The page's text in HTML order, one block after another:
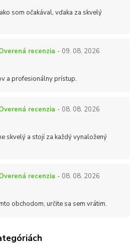
som očakával, vďaka za skvelý
recenzia - 09. 08. 2026
a profesionálny prístup.
recenzia - 08. 08. 2026
skvelý a stojí za každý vynaložený
recenzia - 08. 08. 2026
obchodom, určite sa sem vrátim.